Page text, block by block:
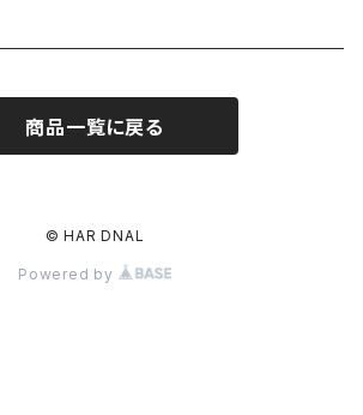
商品一覧に戻る
© HAR DNAL
Powered by